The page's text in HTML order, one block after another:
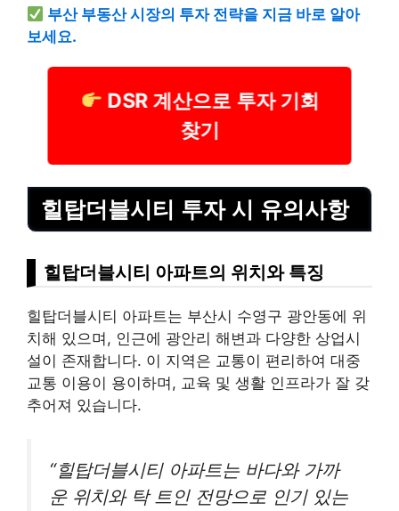
부산 부동산 시장의 투자 전략을 지금 바로 알아
보세요.
DSR 계산으로 투자 기회
찾기
힐탑더블시티 투자 시 유의사항
힐탑더블시티 아파트의 위치와 특징
힐탑더블시티 아파트는 부산시 수영구 광안동에 위
치해 있으며, 인근에 광안리 해변과 다양한 상업시
설이 존재합니다. 이 지역은 교통이 편리하여 대중
교통 이용이 용이하며, 교육 및 생활 인프라가 잘 갖
추어져 있습니다.
“힐탑더블시티 아파트는 바다와 가까
운 위치와 탁 트인 전망으로 인기 있는